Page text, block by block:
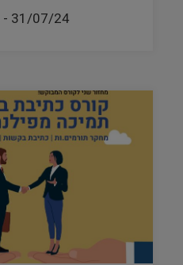
31/07/24
-